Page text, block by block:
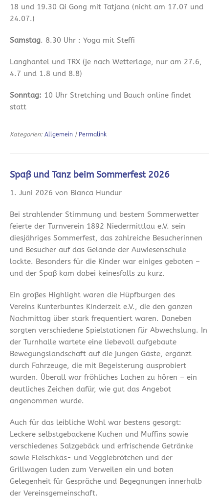
18 und 19.30 Qi Gong mit Tatjana (nicht am 17.07 und
24.07.)
Samstag. 8.30 Uhr : Yoga mit Steffi
Langhantel und TRX (je nach Wetterlage, nur am 27.6,
4.7 und 1.8 und 8.8)
Sonntag: 10 Uhr Stretching und Bauch online findet
statt
Kategorien: Allgemein | Permalink
Spaß und Tanz beim Sommerfest 2026
1. Juni 2026 von Bianca Hundur
Bei strahlender Stimmung und bestem Sommerwetter
feierte der Turnverein 1892 Niedermittlau e.V. sein
diesjähriges Sommerfest, das zahlreiche Besucherinnen
und Besucher auf das Gelände der Auwiesenschule
lockte. Besonders für die Kinder war einiges geboten –
und der Spaß kam dabei keinesfalls zu kurz.
Ein großes Highlight waren die Hüpfburgen des
Vereins Kunterbuntes Kinderzelt e.V., die den ganzen
Nachmittag über stark frequentiert waren. Daneben
sorgten verschiedene Spielstationen für Abwechslung. In
der Turnhalle wartete eine liebevoll aufgebaute
Bewegungslandschaft auf die jungen Gäste, ergänzt
durch Fahrzeuge, die mit Begeisterung ausprobiert
wurden. Überall war fröhliches Lachen zu hören – ein
deutliches Zeichen dafür, wie gut das Angebot
angenommen wurde.
Auch für das leibliche Wohl war bestens gesorgt:
Leckere selbstgebackene Kuchen und Muffins sowie
verschiedenes Salzgebäck und erfrischende Getränke
sowie Fleischkäs- und Veggiebrötchen und der
Grillwagen luden zum Verweilen ein und boten
Gelegenheit für Gespräche und Begegnungen innerhalb
der Vereinsgemeinschaft.